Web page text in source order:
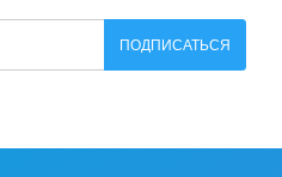
ПОДПИСАТЬСЯ